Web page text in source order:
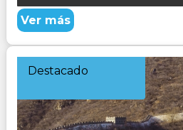
Ver más
Destacado